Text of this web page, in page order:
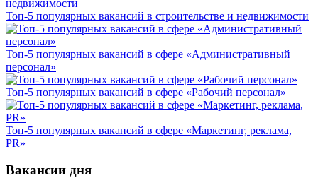
Топ-5 популярных вакансий в строительстве и недвижимости
Топ-5 популярных вакансий в сфере «Административный
персонал»
Топ-5 популярных вакансий в сфере «Рабочий персонал»
Топ-5 популярных вакансий в сфере «Маркетинг, реклама,
PR»
Вакансии дня